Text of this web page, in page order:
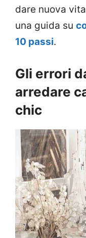
dare nuova
una guida su
10 passi.
Gli errori
arredare
chic